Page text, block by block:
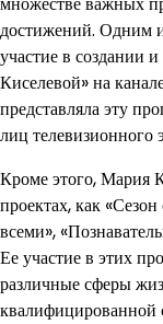
достижений. Одним
участие в создании
Киселевой» на
представляла эту
лиц телевизионного
Кроме этого, Мария
проектах, как
всеми»,
Ее участие в этих
различные сферы
квалифицированной